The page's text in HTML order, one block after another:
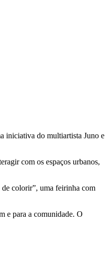
iniciativa do multiartista Juno e
com os espaços urbanos,
de colorir”, uma feirinha com
e para a comunidade. O